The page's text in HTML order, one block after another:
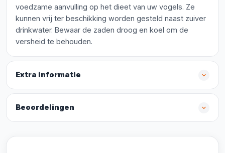
voedzame aanvulling op het dieet van uw vogels. Ze
kunnen vrij ter beschikking worden gesteld naast zuiver
drinkwater. Bewaar de zaden droog en koel om de
versheid te behouden.
Extra informatie
Beoordelingen